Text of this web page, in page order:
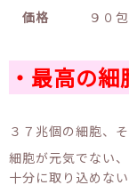
価格
９０
・最高の
３７兆個の細胞、
細胞が元気でない
十分に取り込めない